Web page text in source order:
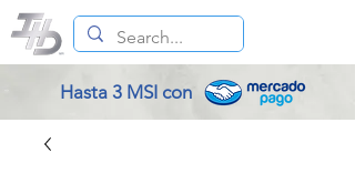
Hasta 3 MSI con